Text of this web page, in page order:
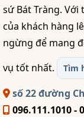
sứ Bát Tràng.
của khách hàng
ngừng để mang
vụ tốt nhất.
Tìm
số 22 đường
096.111.1010 -